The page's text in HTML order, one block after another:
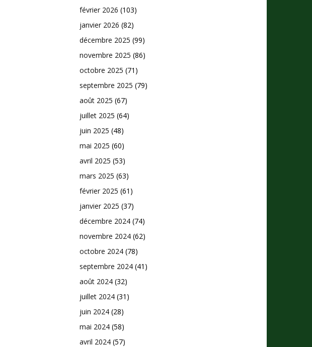
février 2026 (103)
janvier 2026 (82)
décembre 2025 (99)
novembre 2025 (86)
octobre 2025 (71)
septembre 2025 (79)
août 2025 (67)
juillet 2025 (64)
juin 2025 (48)
mai 2025 (60)
avril 2025 (53)
mars 2025 (63)
février 2025 (61)
janvier 2025 (37)
décembre 2024 (74)
novembre 2024 (62)
octobre 2024 (78)
septembre 2024 (41)
août 2024 (32)
juillet 2024 (31)
juin 2024 (28)
mai 2024 (58)
avril 2024 (57)